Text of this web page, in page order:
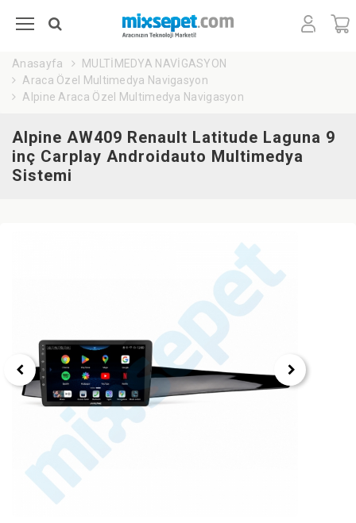
Anasayfa
MULTİMEDYA NAVİGASYON
Araca Özel Multimedya Navigasyon
Alpine Araca Özel Multimedya Navigasyon
Alpine AW409 Renault Latitude Laguna 9
inç Carplay Androidauto Multimedya
Sistemi